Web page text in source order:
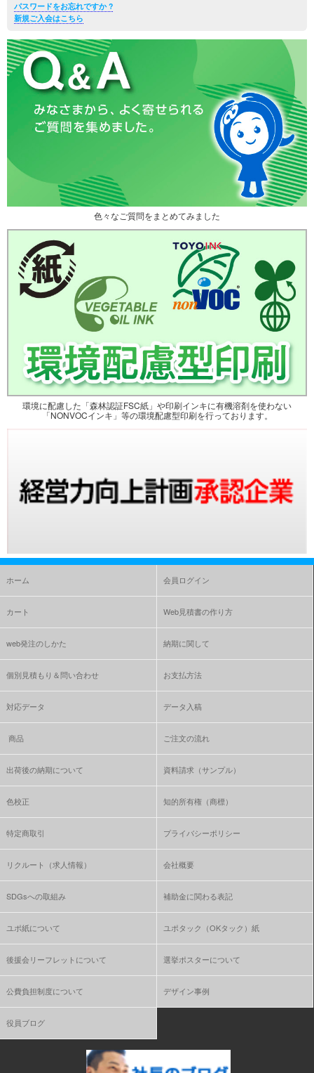
パスワードをお忘れですか ?
新規ご入会はこちら
色々なご質問をまとめてみました
環境に配慮した「森林認証FSC紙」や印刷インキに有機溶剤を使わない
「NONVOCインキ」等の環境配慮型印刷を行っております。
ホーム 会員ログイン
カート Web見積書の作り方
web発注のしかた 納期に関して
個別見積もり＆問い合わせ お支払方法
対応データ データ入稿
商品 ご注文の流れ
出荷後の納期について 資料請求（サンプル）
色校正 知的所有権（商標）
特定商取引 プライバシーポリシー
リクルート（求人情報） 会社概要
SDGsへの取組み 補助金に関わる表記
ユポ紙について ユポタック（OKタック）紙
後援会リーフレットについて 選挙ポスターについて
公費負担制度について デザイン事例
役員ブログ